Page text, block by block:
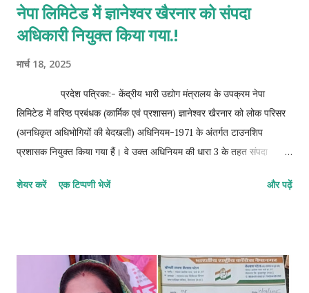
नेपा लिमिटेड में ज्ञानेश्वर खैरनार को संपदा
अधिकारी नियुक्त किया गया.!
मार्च 18, 2025
प्रदेश पत्रिका:- केंद्रीय भारी उद्योग मंत्रालय के उपक्रम नेपा
लिमिटेड में वरिष्ठ प्रबंधक (कार्मिक एवं प्रशासन) ज्ञानेश्वर खैरनार को लोक परिसर
(अनधिकृत अधिभोगियों की बेदखली) अधिनियम-1971 के अंतर्गत टाउनशिप
प्रशासक नियुक्त किया गया हैं। वे उक्त अधिनियम की धारा 3 के तहत संपदा
एक वर्ष से यह पद रिक्त था। इस नियुक्ति के साथ, ज्ञानेश्वर खैरनार लोक परिसर
शेयर करें एक टिप्पणी भेजें और पढ़ें